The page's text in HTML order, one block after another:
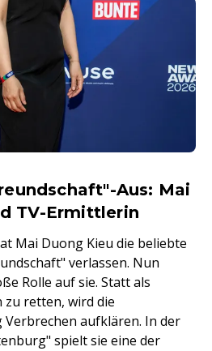
Aus: Mai
TV-Ermittlerin
Mai Duong Kieu die beliebte
verlassen. Nun
Rolle auf sie. Statt als
retten, wird die
aufklären. In der
spielt sie eine der